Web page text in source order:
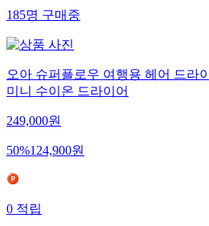
185명구매중
오아 슈퍼플로우 여행용 헤어 드라
미니 수이온 드라이어
249,000원
50%124,900원
0적립